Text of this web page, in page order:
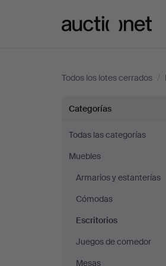
Todos los lotes cerrados /
Escritorios
en
Categorías
Todas las categorías
Muebles
Armarios y estanterías
Cómodas
Escritorios
Juegos de comedor
Mesas